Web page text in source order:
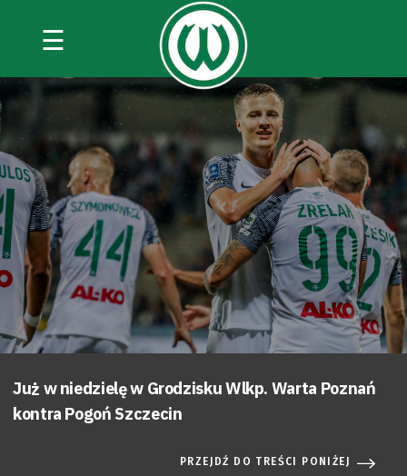
☰
Już w niedzielę w Grodzisku Wlkp. Warta Poznań
kontra Pogoń Szczecin
PRZEJDŹ DO TREŚCI PONIŻEJ